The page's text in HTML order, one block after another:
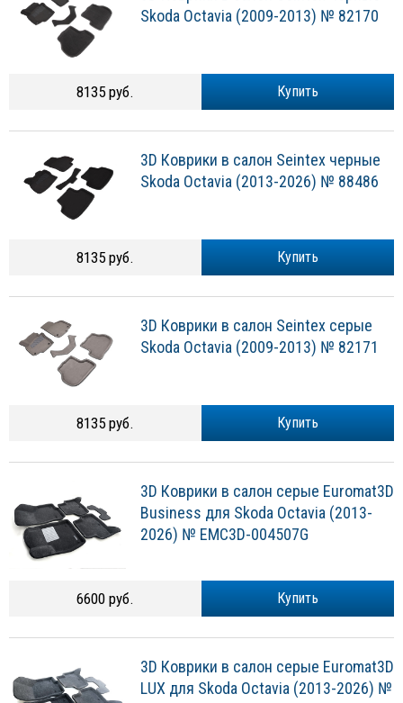
Skoda Octavia (2009-2013) № 82170
Купить
8135 руб.
3D Коврики в салон Seintex черные
Skoda Octavia (2013-2026) № 88486
Купить
8135 руб.
3D Коврики в салон Seintex серые
Skoda Octavia (2009-2013) № 82171
Купить
8135 руб.
3D Коврики в салон серые Euromat3D
Business для Skoda Octavia (2013-
2026) № EMC3D-004507G
Купить
6600 руб.
3D Коврики в салон серые Euromat3D
LUX для Skoda Octavia (2013-2026) №